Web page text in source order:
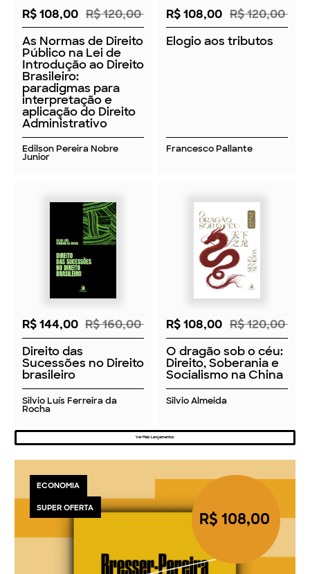
R$ 108,00 R$ 120,00
As Normas de Direito
Público na Lei de
Introdução ao Direito
Brasileiro:
paradigmas para
interpretação e
aplicação do Direito
Administrativo
Edilson Pereira Nobre
Junior
R$ 108,00 R$ 120,00
Elogio aos tributos
Francesco Pallante
R$ 144,00 R$ 160,00
Direito das
Sucessões no Direito
brasileiro
Silvio Luís Ferreira da
Rocha
R$ 108,00 R$ 120,00
O dragão sob o céu:
Direito, Soberania e
Socialismo na China
Silvio Almeida
Ver Mais Lançamentos
ECONOMIA
SUPER OFERTA
R$ 108,00